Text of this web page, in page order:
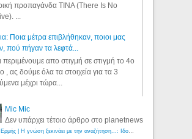
προπαγάνδα TINA (There Is No
...
Ποια μέτρα επιβλήθηκαν, ποιοι μας
πού πήγαν τα λεφτά...
περιμένουμε απο στιγμή σε στιγμή το 4ο
, ας δούμε όλα τα στοιχεία για τα 3
μέχρι τώρα...
Mic Mic
Δεν υπάρχει τέτοιο άρθρο στο planetnews
Λόγιος Ερμής | Η γνώση ξεκινάει με την αναζήτηση...: Ιδού οι 18 που χρωστούν 11 δις ευρώ!